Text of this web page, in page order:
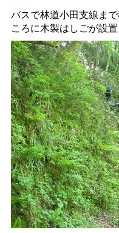
バスで林道小田支線ま
ころに木製はしごが設置